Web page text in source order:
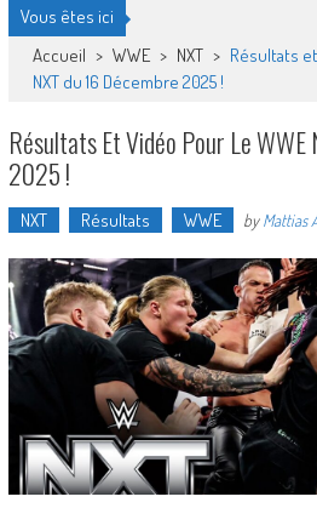
Vous êtes ici
Accueil > WWE > NXT > Résultats
NXT du 16 Décembre 2025 !
Résultats Et Vidéo Pour Le WWE
2025 !
NXT Résultats WWE byMattias